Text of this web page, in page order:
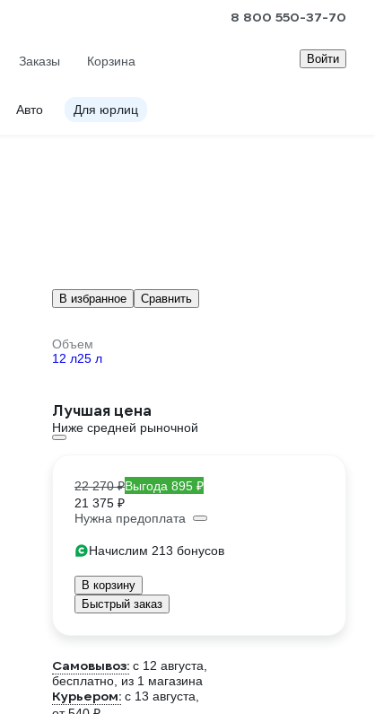
8 800 550-37-70
Заказы Корзина Войти
Авто Для юрлиц
В избранное Сравнить
Объем
12 л25 л
Лучшая цена
Ниже средней рыночной
22 270 ₽Выгода 895 ₽
21 375 ₽
Нужна предоплата
Начислим 213 бонусов
В корзину
Быстрый заказ
Самовывоз: c 12 августа,
бесплатно , из 1 магазина
Курьером: c 13 августа,